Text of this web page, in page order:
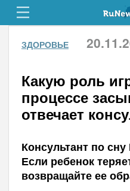
ЗДОРОВЬЕ
Какую роль
процессе
отвечает
Консультант по
Если ребенок
возвращайте ее